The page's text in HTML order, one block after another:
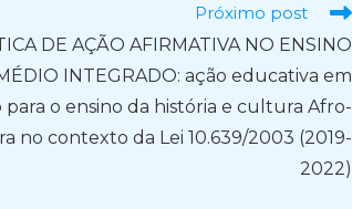
Próximo post
DE AÇÃO AFIRMATIVA NO ENSINO
INTEGRADO: ação educativa em
para o ensino da história e cultura Afro-
no contexto da Lei 10.639/2003 (2019-
2022)